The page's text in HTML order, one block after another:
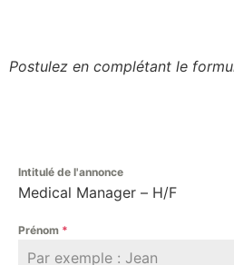
Postulez en complétant le
Intitulé de l'annonce
Medical Manager – H/F
Prénom *